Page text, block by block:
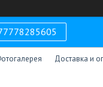
Доставка и